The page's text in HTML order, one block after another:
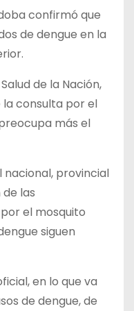
confirmó que
de dengue en la
de la Nación,
la consulta por el
más el
nacional, provincial
las
el mosquito
siguen
en lo que va
de dengue, de